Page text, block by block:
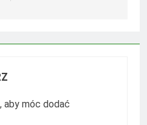
, aby móc dodać